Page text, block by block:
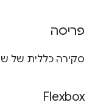
פריסה
סקירה כללית של
Flexbox